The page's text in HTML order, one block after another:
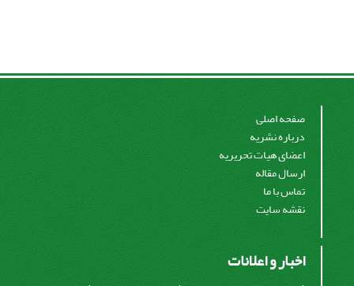
صفحه اصلی
درباره نشریه
اعضای هیات تحریریه
ارسال مقاله
تماس با ما
نقشه سایت
اخبار و اعلانات